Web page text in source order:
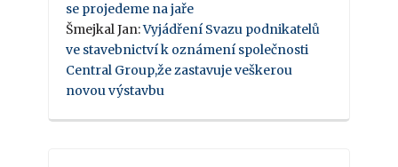
se projedeme na jaře
Šmejkal Jan:Vyjádření Svazu podnikatelů
ve stavebnictví k oznámení společnosti
Central Group,že zastavuje veškerou
novou výstavbu